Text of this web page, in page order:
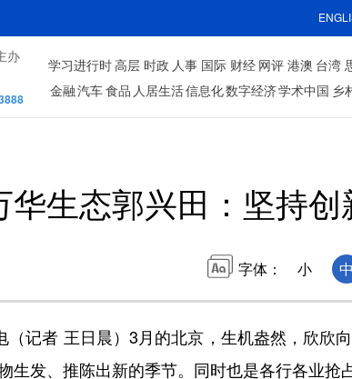
办
学习进行时 高层 时政 人事 国际 财经 网评 港澳 台湾
金融 汽车 食品 人居生活信息化数字经济学术中国 乡
华生态郭兴田：坚持
字体： 小 中
者 王日晨）3月的北京，生机盎然，欣欣
生发、推陈出新的季节。同时也是各行各业抢